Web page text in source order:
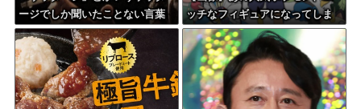
ージでしか聞いたことない言葉
ｗｗｗｗｗｗｗｗ
ッチなフィギュアになってしま
う